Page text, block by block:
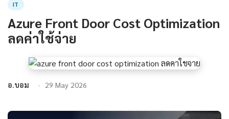
IT
Azure Front Door Cost Optimization
ลดค่าใช้จ่าย
อ.บอม 29 May 2026